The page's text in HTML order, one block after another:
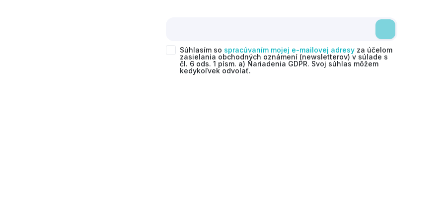
Súhlasím so spracúvaním mojej e-mailovej adresy za účelom
zasielania obchodných oznámení (newsletterov) v súlade s
čl. 6 ods. 1 písm. a) Nariadenia GDPR. Svoj súhlas môžem
kedykoľvek odvolať.